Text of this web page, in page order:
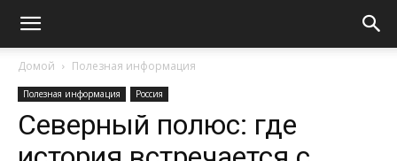
Домой Полезная информация
Полезная информация Россия
Северный полюс: где